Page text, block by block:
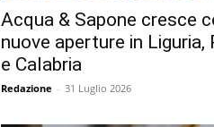
Acqua & Sapone cresce
nuove aperture in Liguria,
e Calabria
Redazione - 31 Luglio 2026